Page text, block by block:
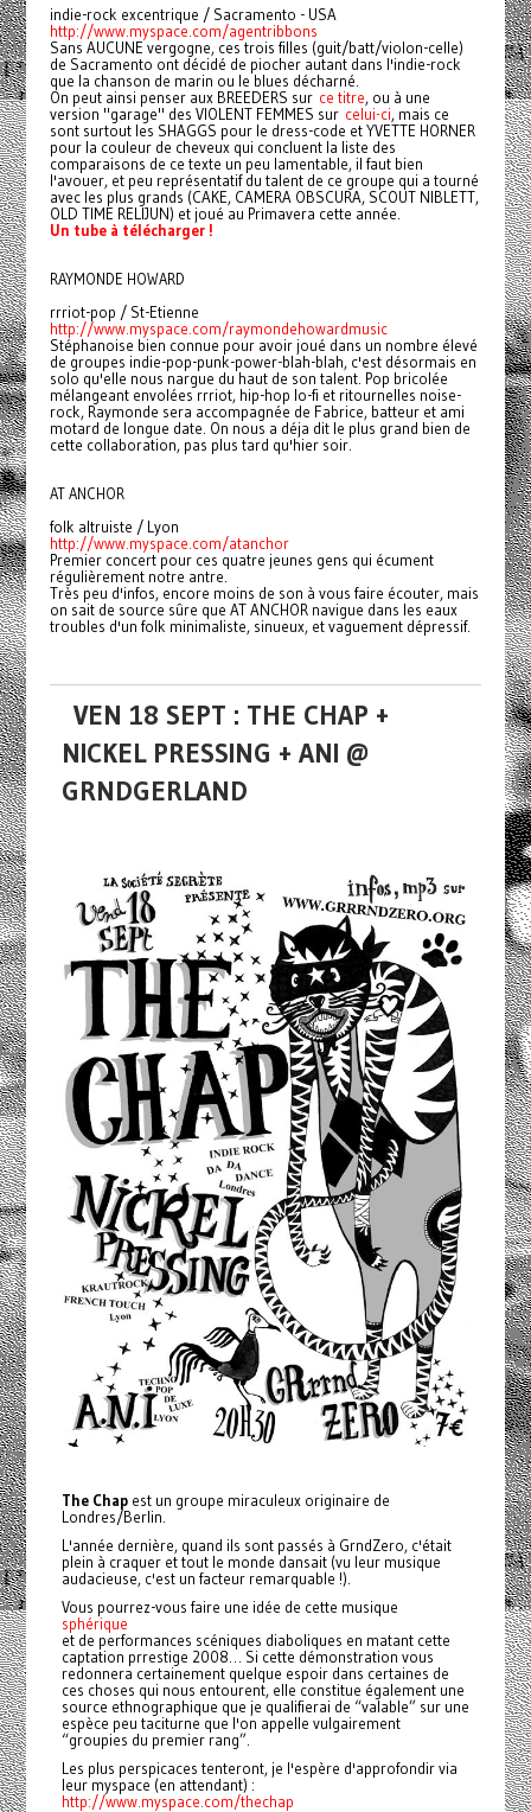
indie-rock excentrique / Sacramento - USA
http://www.myspace.com/agentribbons
Sans AUCUNE vergogne, ces trois filles (guit/batt/violon-celle)
de Sacramento ont décidé de piocher autant dans l'indie-rock
que la chanson de marin ou le blues décharné.
On peut ainsi penser aux BREEDERS sur ce titre, ou à une
version "garage" des VIOLENT FEMMES sur celui-ci, mais ce
sont surtout les SHAGGS pour le dress-code et YVETTE HORNER
pour la couleur de cheveux qui concluent la liste des
comparaisons de ce texte un peu lamentable, il faut bien
l'avouer, et peu représentatif du talent de ce groupe qui a tourné
avec les plus grands (CAKE, CAMERA OBSCURA, SCOUT NIBLETT,
OLD TIME RELIJUN) et joué au Primavera cette année.
Un tube à télécharger !
RAYMONDE HOWARD
rrriot-pop / St-Etienne
http://www.myspace.com/raymondehowardmusic
Stéphanoise bien connue pour avoir joué dans un nombre élevé
de groupes indie-pop-punk-power-blah-blah, c'est désormais en
solo qu'elle nous nargue du haut de son talent. Pop bricolée
mélangeant envolées rrriot, hip-hop lo-fi et ritournelles noise-
rock, Raymonde sera accompagnée de Fabrice, batteur et ami
motard de longue date. On nous a déja dit le plus grand bien de
cette collaboration, pas plus tard qu'hier soir.
AT ANCHOR
folk altruiste / Lyon
http://www.myspace.com/atanchor
Premier concert pour ces quatre jeunes gens qui écument
régulièrement notre antre.
Très peu d'infos, encore moins de son à vous faire écouter, mais
on sait de source sûre que AT ANCHOR navigue dans les eaux
troubles d'un folk minimaliste, sinueux, et vaguement dépressif.
VEN 18 SEPT : THE CHAP +
NICKEL PRESSING + ANI @
GRNDGERLAND
The Chapest un groupe miraculeux originaire de
Londres/Berlin.
L'année dernière, quand ils sont passés à GrndZero, c'était
plein à craquer et tout le monde dansait (vu leur musique
audacieuse, c'est un facteur remarquable !).
Vous pourrez-vous faire une idée de cette musique
sphérique
et de performances scéniques diaboliques en matant cette
captation prrestige 2008… Si cette démonstration vous
redonnera certainement quelque espoir dans certaines de
ces choses qui nous entourent, elle constitue également une
source ethnographique que je qualifierai de “valable” sur une
espèce peu taciturne que l'on appelle vulgairement
“groupies du premier rang”.
Les plus perspicaces tenteront, je l'espère d'approfondir via
leur myspace (en attendant) :
http://www.myspace.com/thechap